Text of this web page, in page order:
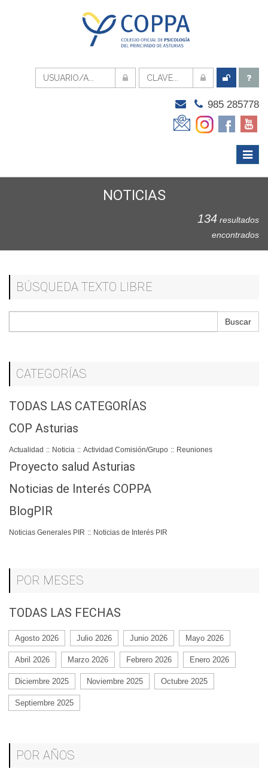
985 285778
Menú
NOTICIAS
134 resultados
encontrados
BÚSQUEDA TEXTO LIBRE
Buscar
CATEGORÍAS
TODAS LAS CATEGORÍAS
COP Asturias
Actualidad :: Noticia :: Actividad Comisión/Grupo :: Reuniones
Proyecto salud Asturias
Noticias de Interés COPPA
BlogPIR
Noticias Generales PIR :: Noticias de Interés PIR
POR MESES
TODAS LAS FECHAS
Agosto 2026 Julio 2026 Junio 2026 Mayo 2026
Abril 2026 Marzo 2026 Febrero 2026 Enero 2026
Diciembre 2025 Noviembre 2025 Octubre 2025
Septiembre 2025
POR AÑOS